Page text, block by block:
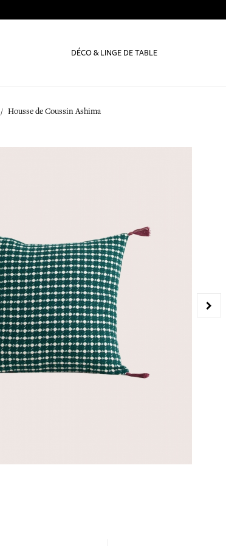
DÉCO & LINGE DE TABLE
Housse de Coussin Ashima